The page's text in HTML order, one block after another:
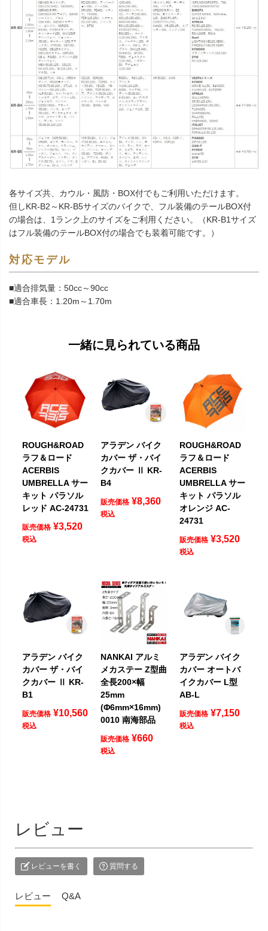
各サイズ共、カウル・風防・BOX付でもご利用いただけます。
但しKR-B2～KR-B5サイズのバイクで、フル装備のテールBOX付
の場合は、1ランク上のサイズをご利用ください。（KR-B1サイズ
はフル装備のテールBOX付の場合でも装着可能です。）
対応モデル
■適合排気量：50cc～90cc
■適合車長：1.20m～1.70m
一緒に見られている商品
ROUGH&ROAD
ラフ＆ロード
ACERBIS
UMBRELLA サー
キット パラソル
レッド AC-24731
販売価格 ¥3,520
税込
アラデン バイク
カバー ザ・バイ
クカバー Ⅱ KR-
B4
販売価格 ¥8,360
税込
ROUGH&ROAD
ラフ＆ロード
ACERBIS
UMBRELLA サー
キット パラソル
オレンジ AC-
24731
販売価格 ¥3,520
税込
アラデン バイク
カバー ザ・バイ
クカバー Ⅱ KR-
B1
販売価格 ¥10,560
税込
NANKAI アルミ
メカステー Z型曲
全長200×幅
25mm
(Φ6mm×16mm)
0010 南海部品
販売価格 ¥660
税込
アラデン バイク
カバー オートバ
イクカバー L型
AB-L
販売価格 ¥7,150
税込
レビュー
レビューを書く 質問する
レビュー Q&A